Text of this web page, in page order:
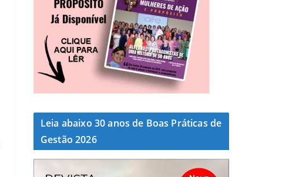
Leia abaixo 30 anos de Boas Práticas de
Gestão 2026